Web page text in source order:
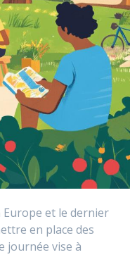
Europe et le dernier
en place des
journée vise à